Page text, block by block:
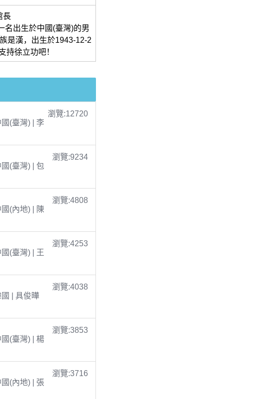
長
名出生於中國(臺灣)的男
是漢，出生於1943-12-2
持徐立功吧！
瀏覽:12720
國(臺灣) | 李
瀏覽:9234
國(臺灣) | 包
瀏覽:4808
國(內地) | 陳
瀏覽:4253
國(臺灣) | 王
瀏覽:4038
國 | 具俊曄
瀏覽:3853
國(臺灣) | 楊
瀏覽:3716
國(內地) | 張